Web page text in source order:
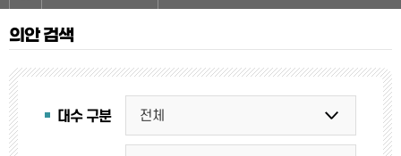
의안 검색
대수 구분